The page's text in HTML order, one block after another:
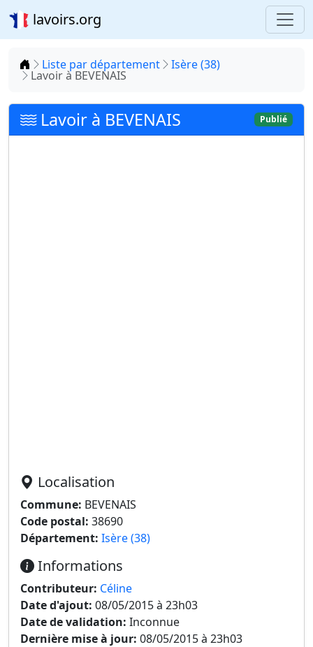
lavoirs.org
Accueil
Liste par département Isère (38)
Lavoir à BEVENAIS
Lavoir à BEVENAIS Publié
Localisation
Commune: BEVENAIS
Code postal: 38690
Département: Isère (38)
Informations
Contributeur: Céline
Date d'ajout: 08/05/2015 à 23h03
Date de validation: Inconnue
Dernière mise à jour: 08/05/2015 à 23h03